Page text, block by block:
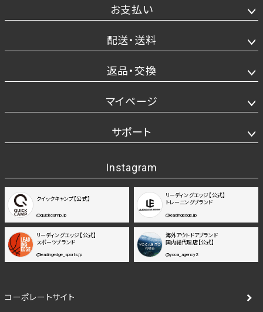
お支払い
配送・送料
返品・交換
マイページ
サポート
Instagram
クイックキャンプ【公式】
@quickcamp.jp
リーディングエッジ【公式】
トレーニングブランド
@leadingedge.jp
リーディングエッジ【公式】
スポーツブランド
@leadingedge_sports.jp
海外アウトドアブランド
国内総代理店【公式】
@yoca_agency2
コーポレートサイト